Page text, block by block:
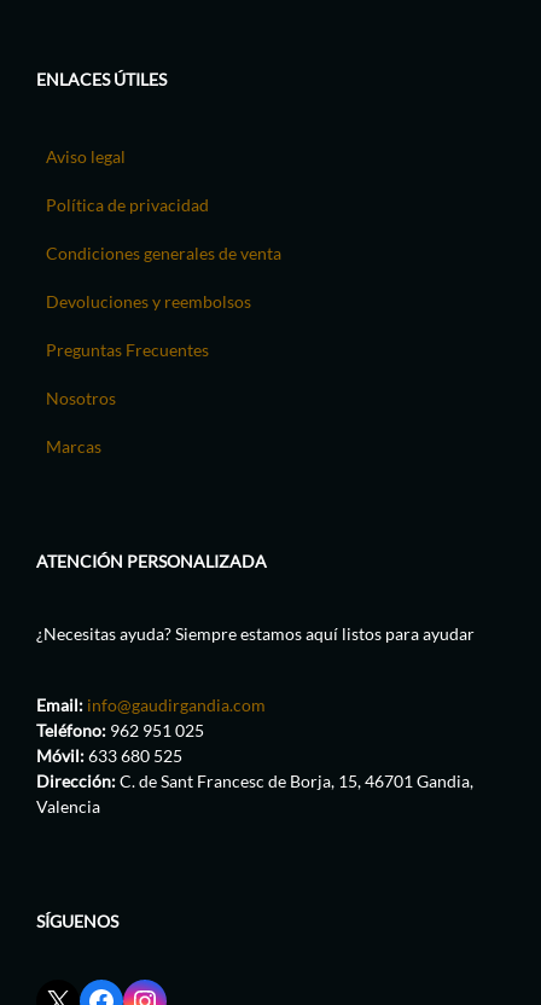
ENLACES ÚTILES
Aviso legal
Política de privacidad
Condiciones generales de venta
Devoluciones y reembolsos
Preguntas Frecuentes
Nosotros
Marcas
ATENCIÓN PERSONALIZADA
¿Necesitas ayuda? Siempre estamos aquí listos para ayudar
Email: info@gaudirgandia.com
Teléfono: 962 951 025
Móvil:633 680 525
Dirección:C. de Sant Francesc de Borja, 15, 46701 Gandia,
Valencia
SÍGUENOS
EnlaceEnlaceEnlace